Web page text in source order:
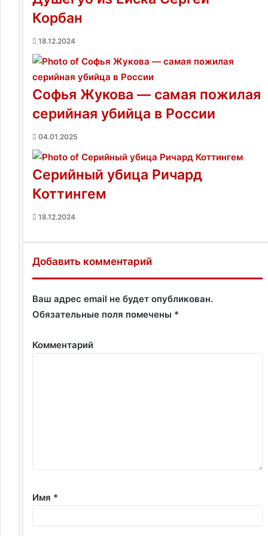
и
Корбан
18.12.2024
Софья Жукова — самая пожилая
серийная убийца в России
04.01.2025
Серийный убица Ричард
Коттингем
18.12.2024
Добавить комментарий
Ваш адрес email не будет опубликован.
Обязательные поля помечены *
Комментарий
Имя *